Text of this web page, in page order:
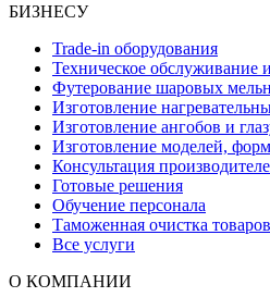
БИЗНЕСУ
Trade-in оборудования
Техническое обслуживание
Футерование шаровых
Изготовление
Изготовление ангобов и
Изготовление моделей,
Консультация
Готовые решения
Обучение персонала
Таможенная очистка товаров
Все услуги
О КОМПАНИИ